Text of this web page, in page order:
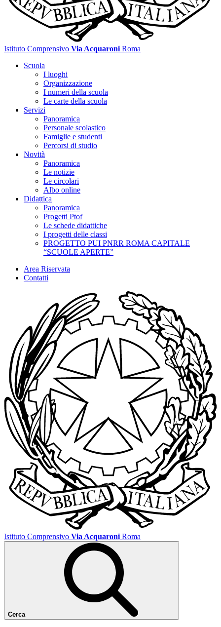
Istituto Comprensivo Via Acquaroni Roma
Scuola
I luoghi
Organizzazione
I numeri della scuola
Le carte della scuola
Servizi
Panoramica
Personale scolastico
Famiglie e studenti
Percorsi di studio
Novità
Panoramica
Le notizie
Le circolari
Albo online
Didattica
Panoramica
Progetti Ptof
Le schede didattiche
I progetti delle classi
PROGETTO PUI PNRR ROMA CAPITALE
“SCUOLE APERTE”
Area Riservata
Contatti
Istituto Comprensivo Via Acquaroni Roma
Cerca